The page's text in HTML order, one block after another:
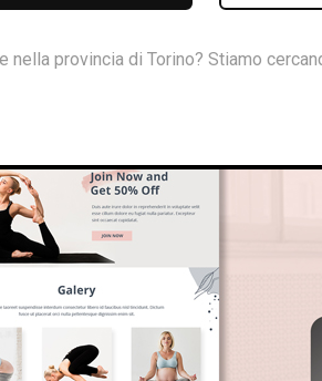
nella provincia di Torino? Stiamo